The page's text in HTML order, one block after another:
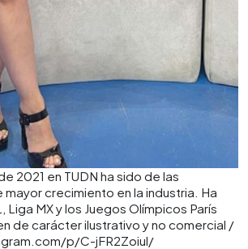
2021 en TUDN ha sido de las
crecimiento en la industria. Ha
Liga MX y los Juegos Olímpicos París
de carácter ilustrativo y no comercial /
p/C-jFR2Zoiul/